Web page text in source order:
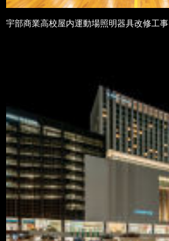
宇部商業高校屋内運動場照明器具改修工事